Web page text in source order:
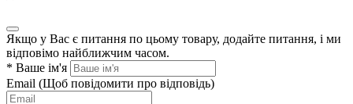
Якщо у Вас є питання по цьому товару, додайте питання, і ми
відповімо найближчим часом.
* Ваше ім'я
Email (Щоб повідомити про відповідь)